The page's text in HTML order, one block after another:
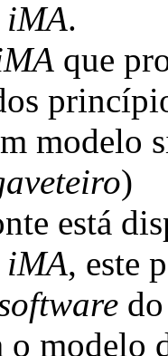
iMA.
que
modelo
)
está
iMA, este
o modelo